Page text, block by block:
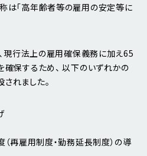
は「高年齢者等の雇用の安定等に
現行法上の雇用確保義務に加え65
保するため、 以下のいずれかの
れました。
（再雇用制度・勤務延長制度）の導